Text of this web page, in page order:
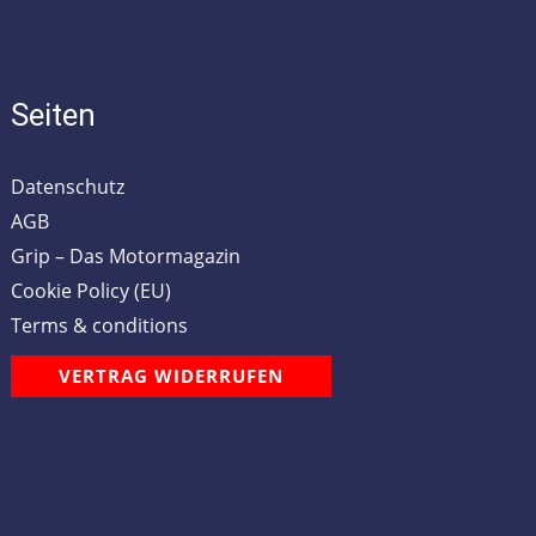
Seiten
Datenschutz
AGB
Grip – Das Motormagazin
Cookie Policy (EU)
Terms & conditions
VERTRAG WIDERRUFEN